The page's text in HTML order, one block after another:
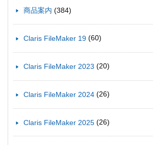
商品案内 (384)
Claris FileMaker 19 (60)
Claris FileMaker 2023 (20)
Claris FileMaker 2024 (26)
Claris FileMaker 2025 (26)